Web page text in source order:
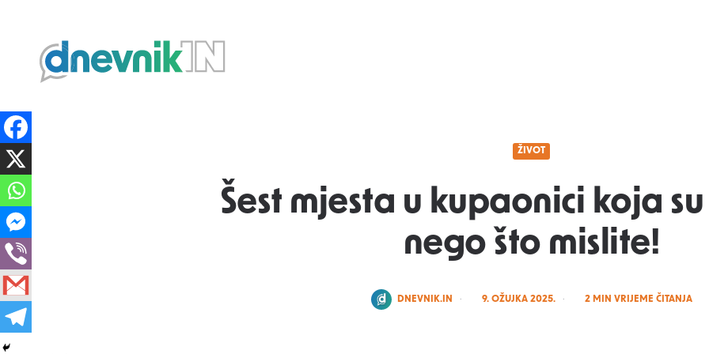
Dnevnik.in
ŽIVOT
Šest mjesta u kupaonici koja
nego što mislite!
POSTED
DNEVNIK.IN 9. OŽUJKA 2025. 2MIN VRIJEME ČITANJA